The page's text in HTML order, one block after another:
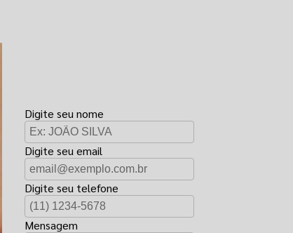
Digite seu nome
Digite seu email
Digite seu telefone
Mensagem